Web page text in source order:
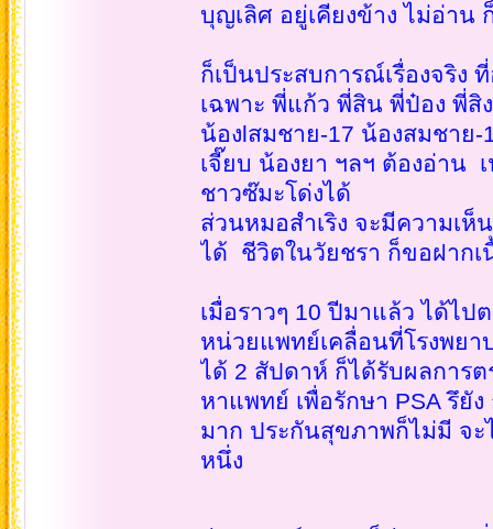
บุญเลิศ อยู่เคียงข้าง ไม่อ่าน
ก็เป็นประสบการณ์เรื่องจริง
เฉพาะ พี่แก้ว พี่สิน พี่ป๋อง พี่สิ
น้องlสมชาย-17 น้องสมชาย-
เจี๊ยบ น้องยา ฯลฯ ต้องอ่าน
ชาวซ๊มะโด่งได้
ส่วนหมอสำเริง จะมีความเห็
ได้ ชีวิตในวัยชรา ก็ขอฝากเ
เมื่อราวๆ 10 ปีมาแล้ว ได้ไป
หน่วยแพทย์เคลื่อนที่โรงพย
ได้ 2 สัปดาห์ ก็ได้รับผลการ
หาแพทย์ เพื่อรักษา PSA รึยั
มาก ประกันสุขภาพก็ไม่มี จะ
หนึ่ง